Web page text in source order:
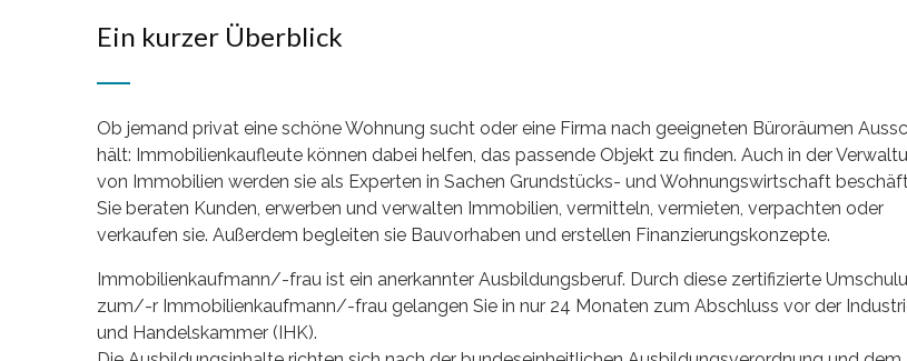
Ein kurzer Überblick
Ob jemand privat eine schöne Wohnung sucht oder eine Firma nach geeigneten Büroräumen
hält: Immobilienkaufleute können dabei helfen, das passende Objekt zu finden. Auch in der
von Immobilien werden sie als Experten in Sachen Grundstücks- und Wohnungswirtschaft
Sie beraten Kunden, erwerben und verwalten Immobilien, vermitteln, vermieten, verpachten oder
verkaufen sie. Außerdem begleiten sie Bauvorhaben und erstellen Finanzierungskonzepte.
Immobilienkaufmann/-frau ist ein anerkannter Ausbildungsberuf. Durch diese zertifizierte
zum/-r Immobilienkaufmann/-frau gelangen Sie in nur 24 Monaten zum Abschluss vor der
und Handelskammer (IHK).